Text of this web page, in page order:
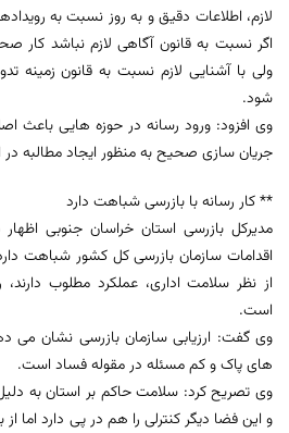
لازم، اطلاعات دقیق و به روز نسبت به
اگر نسبت به قانون آگاهی لازم نباشد کار
ولی با آشنایی لازم نسبت به قانون زمینه
شود.
وی افزود: ورود رسانه در حوزه هایی باعث
جریان سازی صحیح به منظور ایجاد مطالبه
** کار رسانه با بازرسی شباهت دارد
مدیرکل بازرسی استان خراسان جنوبی
اقدامات سازمان بازرسی کل کشور شباهت
از نظر سلامت اداری، عملکرد مطلوب دارند،
است.
وی گفت: ارزیابی سازمان بازرسی نشان می
های پاک و کم مسئله در مقوله فساد است.
وی تصریح کرد: سلامت حاکم بر استان به
و این فضا دیگر کنترلی را هم در پی دارد اما